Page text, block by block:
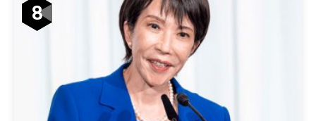
8